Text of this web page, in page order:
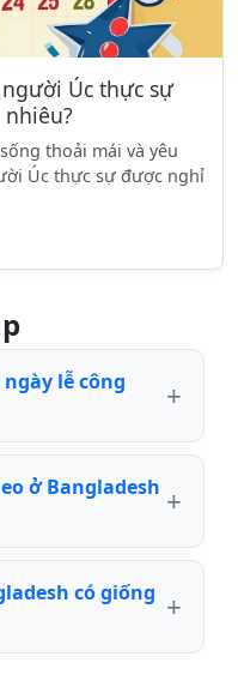
Úc thực sự
thoải mái và yêu
Úc thực sự được nghỉ
lễ công
ở Bangladesh
có giống